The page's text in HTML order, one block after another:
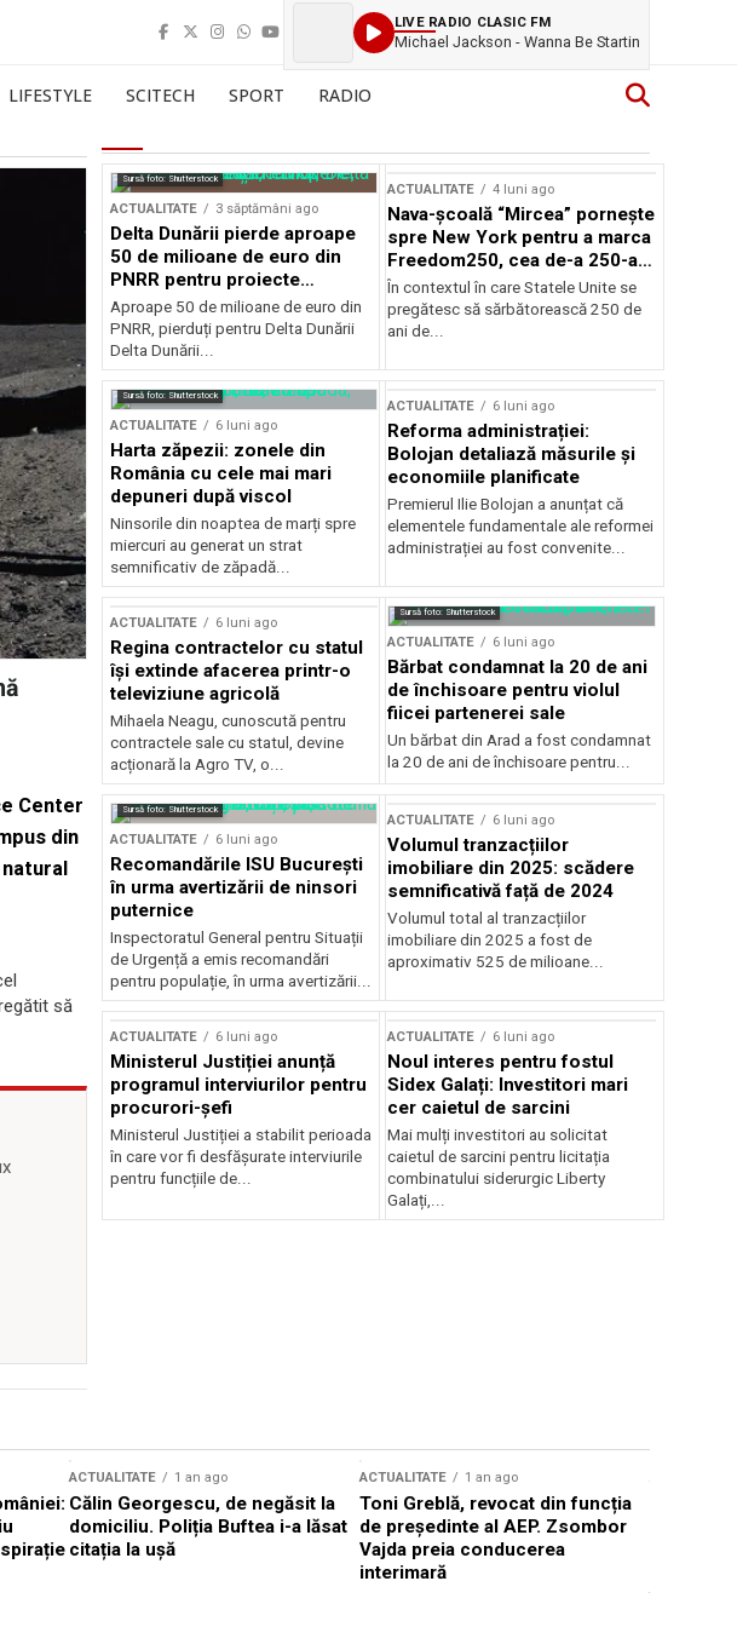
LIVE RADIO CLASIC FM
Michael Jackson - Wanna Be Startin
LIFESTYLE SCITECH SPORT RADIO
Center
din
să
Sursă foto: Shutterstock
ACTUALITATE 3 săptămâni ago
Delta Dunării pierde aproape
50 de milioane de euro din
PNRR pentru proiecte
esențiale
Aproape 50 de milioane de euro din
PNRR, pierduți pentru Delta Dunării
Delta Dunării...
ACTUALITATE 4 luni ago
Nava-școală “Mircea” pornește
spre New York pentru a marca
Freedom250, cea de-a 250-a
aniversare a Statelor Unite
În contextul în care Statele Unite se
pregătesc să sărbătorească 250 de
ani de...
Sursă foto: Shutterstock
ACTUALITATE 6 luni ago
Harta zăpezii: zonele din
România cu cele mai mari
depuneri după viscol
Ninsorile din noaptea de marți spre
miercuri au generat un strat
semnificativ de zăpadă...
ACTUALITATE 6 luni ago
Reforma administrației:
Bolojan detaliază măsurile și
economiile planificate
Premierul Ilie Bolojan a anunțat că
elementele fundamentale ale reformei
administrației au fost convenite...
ACTUALITATE 6 luni ago
Regina contractelor cu statul
își extinde afacerea printr-o
televiziune agricolă
Mihaela Neagu, cunoscută pentru
contractele sale cu statul, devine
acționară la Agro TV, o...
Sursă foto: Shutterstock
ACTUALITATE 6 luni ago
Bărbat condamnat la 20 de ani
de închisoare pentru violul
fiicei partenerei sale
Un bărbat din Arad a fost condamnat
la 20 de ani de închisoare pentru...
Sursă foto: Shutterstock
ACTUALITATE 6 luni ago
Recomandările ISU București
în urma avertizării de ninsori
puternice
Inspectoratul General pentru Situații
de Urgență a emis recomandări
pentru populație, în urma avertizării...
ACTUALITATE 6 luni ago
Volumul tranzacțiilor
imobiliare din 2025: scădere
semnificativă față de 2024
Volumul total al tranzacțiilor
imobiliare din 2025 a fost de
aproximativ 525 de milioane...
ACTUALITATE 6 luni ago
Ministerul Justiției anunță
programul interviurilor pentru
procurori-șefi
Ministerul Justiției a stabilit perioada
în care vor fi desfășurate interviurile
pentru funcțiile de...
ACTUALITATE 6 luni ago
Noul interes pentru fostul
Sidex Galați: Investitori mari
cer caietul de sarcini
Mai mulți investitori au solicitat
caietul de sarcini pentru licitația
combinatului siderurgic Liberty
Galați,...
ACTUALITATE 1 an ago
Călin Georgescu, de negăsit la
domiciliu. Poliția Buftea i-a lăsat
citația la ușă
ACTUALITATE 1 an ago
Toni Greblă, revocat din funcția
de președinte al AEP. Zsombor
Vajda preia conducerea
interimară